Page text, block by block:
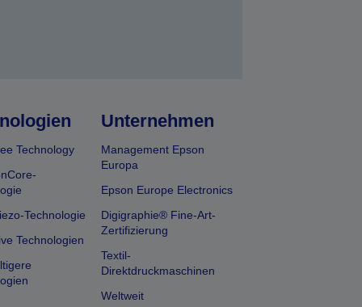
Technology
Technologie
Technologien
Unternehmen
Management Epson
Europa
Epson Europe Electronics
Digigraphie® Fine-Art-
Zertifizierung
Textil-
Direktdruckmaschinen
Weltweit